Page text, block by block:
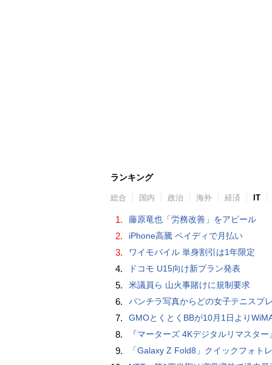
ランキング
総合 国内 政治 海外 経済 IT
1. 藤原竜也「労務改善」をアピール
2. iPhone高騰 ペイディで月払い
3. ワイモバイル 単身割引は1年限定
4. ドコモ U15向け新プラン発表
5. 米議員ら 山火事賭けに規制要求
6. パンチラ写真からどの女子テニスプレーヤーのものなのか当てるクイズ「Tennis
7. GMOとくとくBBが10月1日よりWiMAXなど月額605円値上げ！全6種の重要変更を徹
8. 『マーターズ 4Kデジタルリマスター』オールナイト上映、鬼畜な併映作品が決定 全部観たら“生還証”をプレゼント
9. 「Galaxy Z Fold8」クイックフォトレビ